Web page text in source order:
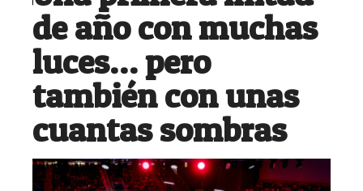
de año con muchas
luces… pero
también con unas
cuantas sombras